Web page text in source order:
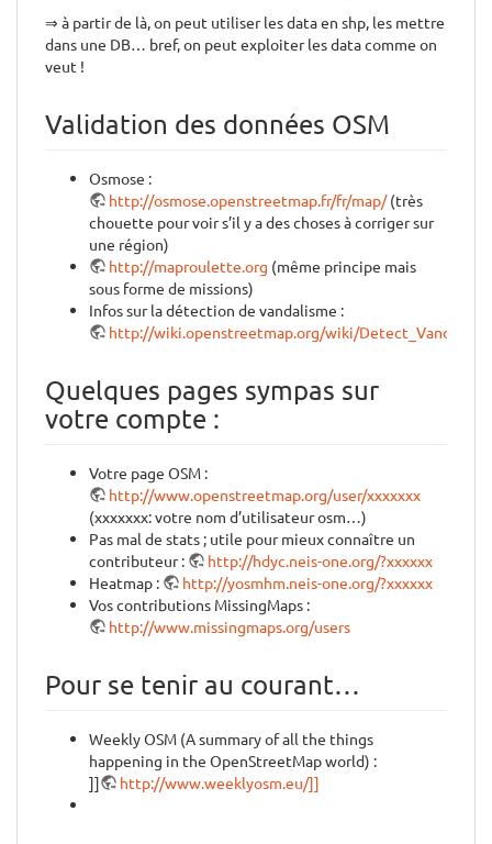
⇒ à partir de là, on peut utiliser les data en shp, les mettre
dans une DB… bref, on peut exploiter les data comme on
veut !
Validation des données OSM
Osmose :
http://osmose.openstreetmap.fr/fr/map/(très
chouette pour voir s’il y a des choses à corriger sur
une région)
http://maproulette.org (même principe mais
sous forme de missions)
Infos sur la détection de vandalisme :
http://wiki.openstreetmap.org/wiki/Detect_Vandalism
Quelques pages sympas sur
votre compte :
Votre page OSM :
http://www.openstreetmap.org/user/xxxxxxx
(xxxxxxx: votre nom d’utilisateur osm…)
Pas mal de stats ; utile pour mieux connaître un
contributeur :
http://hdyc.neis-one.org/?xxxxxx
Heatmap :
http://yosmhm.neis-one.org/?xxxxxx
Vos contributions MissingMaps :
http://www.missingmaps.org/users
Pour se tenir au courant…
Weekly OSM (A summary of all the things
happening in the OpenStreetMap world) :
]]
http://www.weeklyosm.eu/]]